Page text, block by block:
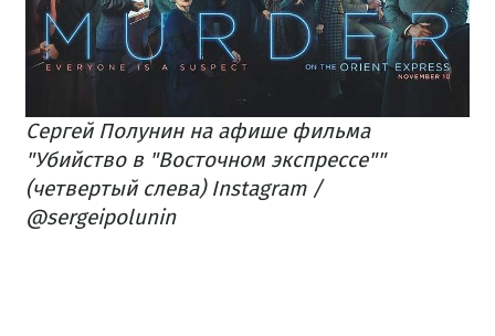
Сергей Полунин на афише фильма
"Убийство в "Восточном экспрессе""
(четвертый слева)​Instagram /
@sergeipolunin